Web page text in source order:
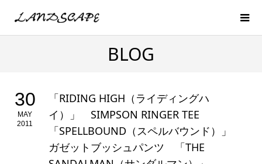
BLOG
30
MAY
2011
「RIDING HIGH（ライディングハ
イ）」 SIMPSON RINGER TEE
「SPELLBOUND（スペルバウンド）」
ガゼットブッシュパンツ 「THE